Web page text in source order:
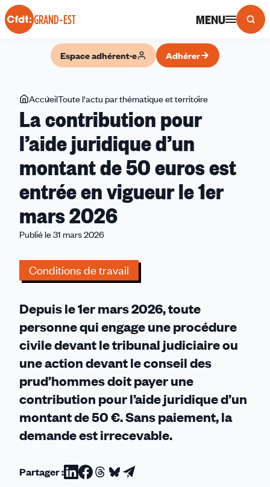
Panneau de gestion des cookies
GRAND-EST MENU
Espace adhérent·e Adhérer
Vous
êtes
ici
AccueilToute l'actu par thématique et territoire
juridique
d’un
montant
1er
2026
La contribution pour
l’aide juridique d’un
montant de 50 euros est
entrée en vigueur le 1er
mars 2026
Publié le 31 mars 2026
Conditions de travail
Depuis le 1er mars 2026, toute
personne qui engage une procédure
civile devant le tribunal judiciaire ou
une action devant le conseil des
prud’hommes doit payer une
contribution pour l’aide juridique d’un
montant de 50 €. Sans paiement, la
demande est irrecevable.
Partager :Partager
Partager
Partager
Partager
Partager